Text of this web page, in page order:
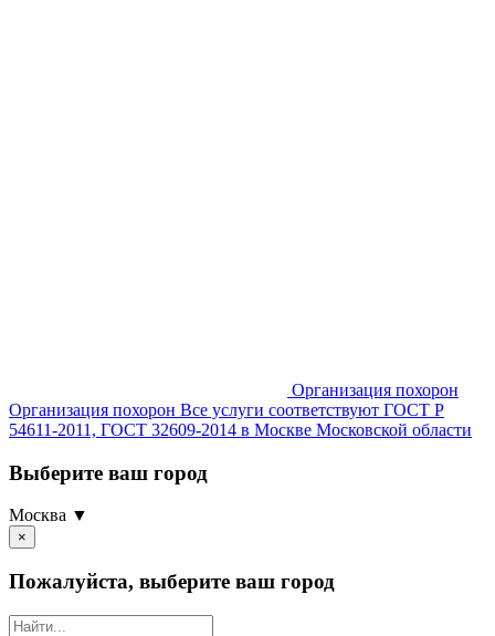
Организация похорон
Организация похорон Все услуги соответствуют ГОСТ Р
54611-2011, ГОСТ 32609-2014 в Москве Московской области
Выберите ваш город
Москва ▼
×
Пожалуйста, выберите ваш город